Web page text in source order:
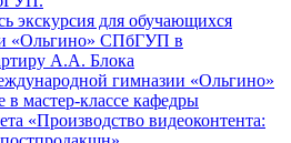
экскурсия для обучающихся
«Ольгино» СПбГУП в
А.А. Блока